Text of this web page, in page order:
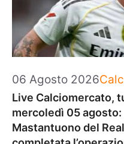
06 Agosto 2026
Live Calciomercato,
mercoledì 05
Mastantuono del